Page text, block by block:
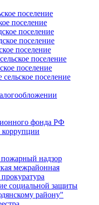
поселение
поселение
поселение
поселение
поселение
поселение
поселение
поселение
фонда РФ
коррупции
надзор
межрайонная
социальной защиты
району"